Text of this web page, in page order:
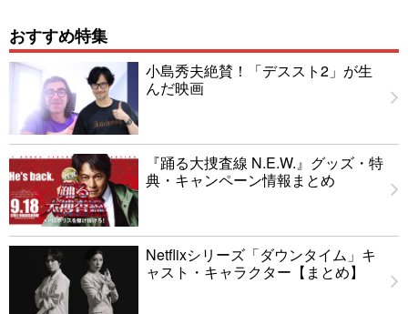
おすすめ特集
小島秀夫絶賛！「デススト2」が生
んだ映画
『踊る大捜査線 N.E.W.』グッズ・特
典・キャンペーン情報まとめ
Netflixシリーズ「ダウンタイム」キ
ャスト・キャラクター【まとめ】